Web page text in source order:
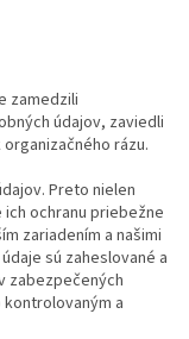
zamedzili
údajov, zaviedli
rázu.
Preto nielen
ochranu priebežne
zariadením a našimi
sú zaheslované a
zabezpečených
a